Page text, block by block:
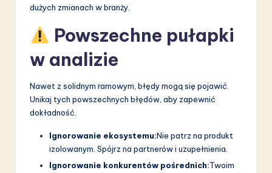
dużych zmianach w branży.
Powszechne pułapki
w analizie
Nawet z solidnym ramowym, błędy mogą się pojawić.
Unikaj tych powszechnych błędów, aby zapewnić
dokładność.
Ignorowanie ekosystemu:Nie patrz na produkt
izolowanym. Spójrz na partnerów i uzupełnienia.
Ignorowanie konkurentów pośrednich:Twoim